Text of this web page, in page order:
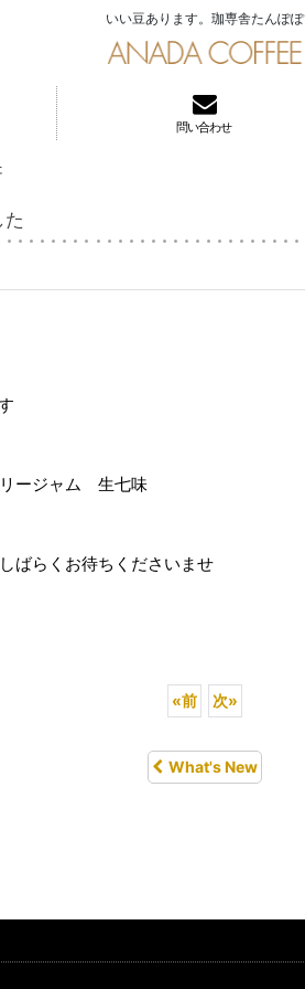
いい豆あります。珈専舎たんぽぽ
問い合わせ
ージャム 生七味
ばらくお待ちくださいませ
«前 次»
What's New